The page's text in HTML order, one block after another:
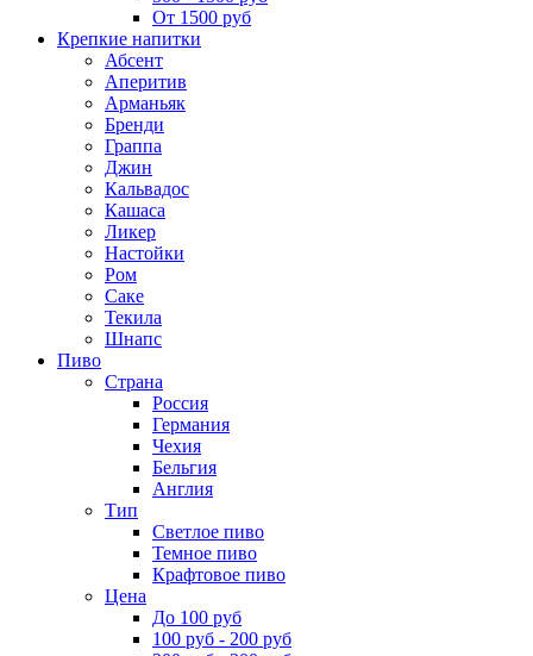
От 1500 руб
Крепкие напитки
Абсент
Аперитив
Арманьяк
Бренди
Граппа
Джин
Кальвадос
Кашаса
Ликер
Настойки
Ром
Саке
Текила
Шнапс
Пиво
Страна
Россия
Германия
Чехия
Бельгия
Англия
Тип
Светлое пиво
Темное пиво
Крафтовое пиво
Цена
До 100 руб
100 руб - 200 руб